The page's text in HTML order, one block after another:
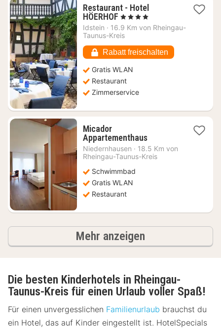
Restaurant - Hotel
HÖERHOF 1
Nacht
ab
€
, 4 Sterne
Idstein · 16.9 Km von Rheingau-
Taunus-Kreis
Rabatt freischalten
Gratis WLAN
Restaurant
Zimmerservice
Micador
Appartementhaus1
Nacht
ab
Niedernhausen · 18.5 Km von
Rheingau-Taunus-Kreis
Schwimmbad
Gratis WLAN
Restaurant
Mehr anzeigen
Die besten Kinderhotels in Rheingau-
Taunus-Kreis für einen Urlaub voller Spaß!
Für einen unvergesslichen Familienurlaub brauchst du
ein Hotel, das auf Kinder eingestellt ist. HotelSpecials